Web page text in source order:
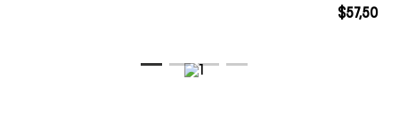
$57,50